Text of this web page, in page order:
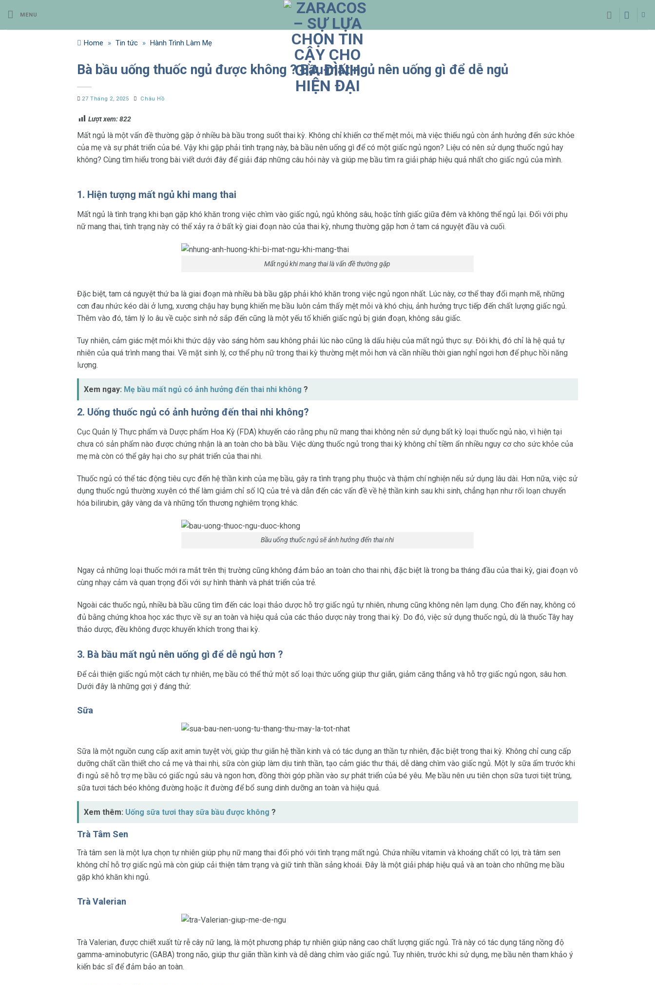
qua
nội
MENU
Home » Tin tức » Hành Trình Làm Mẹ
Bà bầu uống thuốc ngủ được không ? Bầu mất ngủ nên uống gì để dễ ngủ
27 Tháng 2, 2025 Châu Hồ
Lượt xem:822
Mất ngủ là một vấn đề thường gặp ở nhiều bà bầu trong suốt thai kỳ. Không chỉ khiến cơ thể mệt mỏi, mà việc thiếu ngủ còn ảnh hưởng đến sức khỏe
của mẹ và sự phát triển của bé. Vậy khi gặp phải tình trạng này, bà bầu nên uống gì để có một giấc ngủ ngon? Liệu có nên sử dụng thuốc ngủ hay
không? Cùng tìm hiểu trong bài viết dưới đây để giải đáp những câu hỏi này và giúp mẹ bầu tìm ra giải pháp hiệu quả nhất cho giấc ngủ của mình.
1. Hiện tượng mất ngủ khi mang thai
Mất ngủ là tình trạng khi bạn gặp khó khăn trong việc chìm vào giấc ngủ, ngủ không sâu, hoặc tỉnh giấc giữa đêm và không thể ngủ lại. Đối với phụ
nữ mang thai, tình trạng này có thể xảy ra ở bất kỳ giai đoạn nào của thai kỳ, nhưng thường gặp hơn ở tam cá nguyệt đầu và cuối.
Mất ngủ khi mang thai là vấn đề thường gặp
Đặc biệt, tam cá nguyệt thứ ba là giai đoạn mà nhiều bà bầu gặp phải khó khăn trong việc ngủ ngon nhất. Lúc này, cơ thể thay đổi mạnh mẽ, những
cơn đau nhức kéo dài ở lưng, xương chậu hay bụng khiến mẹ bầu luôn cảm thấy mệt mỏi và khó chịu, ảnh hưởng trực tiếp đến chất lượng giấc ngủ.
Thêm vào đó, tâm lý lo âu về cuộc sinh nở sắp đến cũng là một yếu tố khiến giấc ngủ bị gián đoạn, không sâu giấc.
Tuy nhiên, cảm giác mệt mỏi khi thức dậy vào sáng hôm sau không phải lúc nào cũng là dấu hiệu của mất ngủ thực sự. Đôi khi, đó chỉ là hệ quả tự
nhiên của quá trình mang thai. Về mặt sinh lý, cơ thể phụ nữ trong thai kỳ thường mệt mỏi hơn và cần nhiều thời gian nghỉ ngơi hơn để phục hồi năng
lượng.
Xem ngay: Mẹ bầu mất ngủ có ảnh hưởng đến thai nhi không ?
2. Uống thuốc ngủ có ảnh hưởng đến thai nhi không?
Cục Quản lý Thực phẩm và Dược phẩm Hoa Kỳ (FDA) khuyến cáo rằng phụ nữ mang thai không nên sử dụng bất kỳ loại thuốc ngủ nào, vì hiện tại
chưa có sản phẩm nào được chứng nhận là an toàn cho bà bầu. Việc dùng thuốc ngủ trong thai kỳ không chỉ tiềm ẩn nhiều nguy cơ cho sức khỏe của
mẹ mà còn có thể gây hại cho sự phát triển của thai nhi.
Thuốc ngủ có thể tác động tiêu cực đến hệ thần kinh của mẹ bầu, gây ra tình trạng phụ thuộc và thậm chí nghiện nếu sử dụng lâu dài. Hơn nữa, việc sử
dụng thuốc ngủ thường xuyên có thể làm giảm chỉ số IQ của trẻ và dẫn đến các vấn đề về hệ thần kinh sau khi sinh, chẳng hạn như rối loạn chuyển
hóa bilirubin, gây vàng da và những tổn thương nghiêm trọng khác.
Bầu uống thuốc ngủ sẽ ảnh hưởng đến thai nhi
Ngay cả những loại thuốc mới ra mắt trên thị trường cũng không đảm bảo an toàn cho thai nhi, đặc biệt là trong ba tháng đầu của thai kỳ, giai đoạn vô
cùng nhạy cảm và quan trọng đối với sự hình thành và phát triển của trẻ.
Ngoài các thuốc ngủ, nhiều bà bầu cũng tìm đến các loại thảo dược hỗ trợ giấc ngủ tự nhiên, nhưng cũng không nên lạm dụng. Cho đến nay, không có
đủ bằng chứng khoa học xác thực về sự an toàn và hiệu quả của các thảo dược này trong thai kỳ. Do đó, việc sử dụng thuốc ngủ, dù là thuốc Tây hay
thảo dược, đều không được khuyến khích trong thai kỳ.
3. Bà bầu mất ngủ nên uống gì để dễ ngủ hơn ?
Để cải thiện giấc ngủ một cách tự nhiên, mẹ bầu có thể thử một số loại thức uống giúp thư giãn, giảm căng thẳng và hỗ trợ giấc ngủ ngon, sâu hơn.
Dưới đây là những gợi ý đáng thử:
Sữa
Sữa là một nguồn cung cấp axit amin tuyệt vời, giúp thư giãn hệ thần kinh và có tác dụng an thần tự nhiên, đặc biệt trong thai kỳ. Không chỉ cung cấp
dưỡng chất cần thiết cho cả mẹ và thai nhi, sữa còn giúp làm dịu tinh thần, tạo cảm giác thư thái, dễ dàng chìm vào giấc ngủ. Một ly sữa ấm trước khi
đi ngủ sẽ hỗ trợ mẹ bầu có giấc ngủ sâu và ngon hơn, đồng thời góp phần vào sự phát triển của bé yêu. Mẹ bầu nên ưu tiên chọn sữa tươi tiệt trùng,
sữa tươi tách béo không đường hoặc ít đường để bổ sung dinh dưỡng an toàn và hiệu quả.
Xem thêm: Uống sữa tươi thay sữa bầu được không ?
Trà Tâm Sen
Trà tâm sen là một lựa chọn tự nhiên giúp phụ nữ mang thai đối phó với tình trạng mất ngủ. Chứa nhiều vitamin và khoáng chất có lợi, trà tâm sen
không chỉ hỗ trợ giấc ngủ mà còn giúp cải thiện tâm trạng và giữ tinh thần sảng khoái. Đây là một giải pháp hiệu quả và an toàn cho những mẹ bầu
gặp khó khăn khi ngủ.
Trà Valerian
Trà Valerian, được chiết xuất từ rễ cây nữ lang, là một phương pháp tự nhiên giúp nâng cao chất lượng giấc ngủ. Trà này có tác dụng tăng nồng độ
gamma-aminobutyric (GABA) trong não, giúp thư giãn thần kinh và dễ dàng chìm vào giấc ngủ. Tuy nhiên, trước khi sử dụng, mẹ bầu nên tham khảo ý
kiến bác sĩ để đảm bảo an toàn.